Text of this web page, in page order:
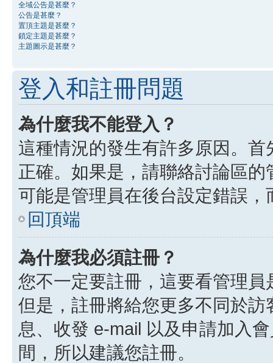
全域公告是甚麼？
公告是甚麼？
置頂主題是甚麼？
鎖定主題是甚麼？
主題圖示是甚麼？
登入和註冊問題
為什麼我不能登入？
這種情況的發生有許多原因。
正確。如果是，請聯絡討論區
可能是管理員在後台設定錯誤
回頂端
為什麼我必須註冊？
您不一定要註冊，這要看管理
但是，註冊將給您更多不同於
息、收發 e-mail 以及申請加入
間，所以建議您註冊。